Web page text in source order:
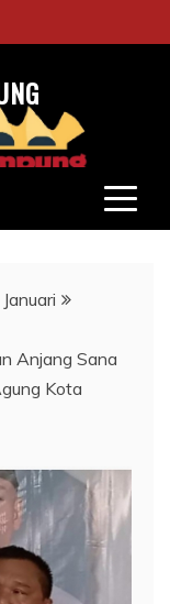
Januari
Anjang Sana
Kota